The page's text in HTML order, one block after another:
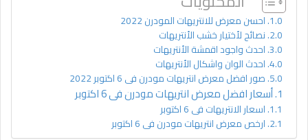
احسن معرض للانتريهات المودرن 2022
نصائح لأختيار خشب الأنتريهات
احدث واجود اقمشة الأنتريهات
احدث الوان واشكال الأنتريهات
صور افضل معرض انتريهات مودرن فى 6 اكتوبر 2022
أسعار افضل معرض انتريهات مودرن فى 6 اكتوبر
اسعار الانتريهات فى 6 اكتوبر
ارخص معرض انتريهات مودرن فى 6 اكتوبر